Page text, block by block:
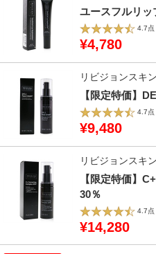
ユースフルリッ
4.7点
¥4,780
リビジョンスキ
【限定特価】
4.7点
¥9,480
リビジョンスキ
【限定特価】
30％
4.7点
¥14,280